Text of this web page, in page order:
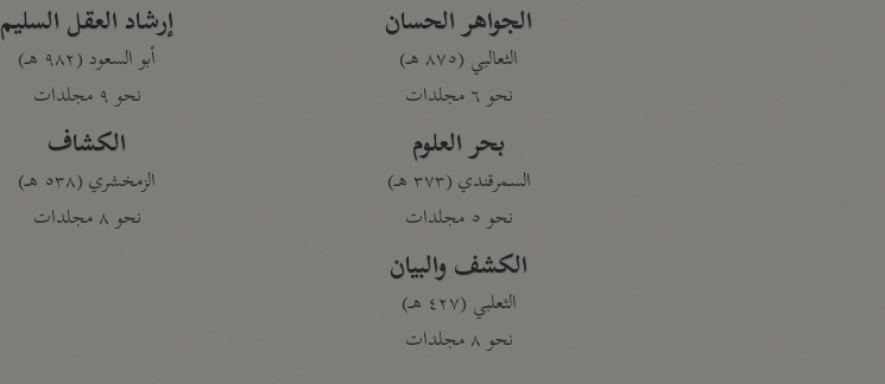
الجواهر الحسان
الثعالبي (٨٧٥ هـ)
نحو ٦ مجلدات
بحر العلوم
السمرقندي (٣٧٣ هـ)
نحو ٥ مجلدات
الكشف والبيان
الثعلبي (٤٢٧ هـ)
نحو ٨ مجلدات
إرشاد العقل السليم
أبو السعود (٩٨٢ هـ)
نحو ٩ مجلدات
الكشاف
الزمخشري (٥٣٨ هـ)
نحو ٨ مجلدات